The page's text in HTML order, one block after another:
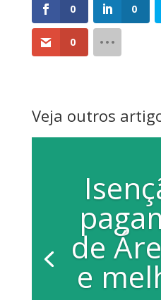
0 0
0
Veja outros
de
e